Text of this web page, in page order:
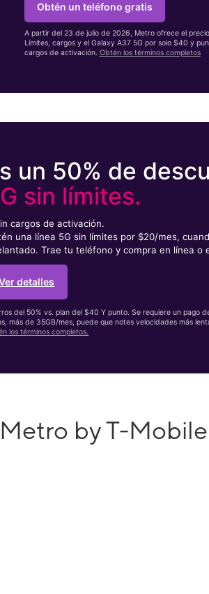
Obtén un teléfono gratis
A partir del 23 de julio de 2026, Metro ofrece el
Límites, cargos y el Galaxy A37 5G por solo $40 y
cargos de activación. Obtén los términos completos
un 50% de
sin límites.
cargos de activación.
una línea 5G sin límites por $20/mes,
Trae tu teléfono y compra en línea o
detalles
del 50% vs. plan del $40 Y punto. Se requiere un pago
más de 35GB/mes, puede que notes velocidades más
los términos completos.
by T-Mobile